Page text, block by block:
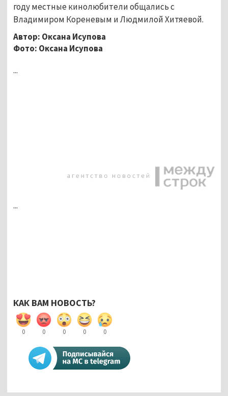
году местные кинолюбители общались с
Владимиром Кореневым и Людмилой Хитяевой.
Автор: Оксана Исупова
Фото: Оксана Исупова
...
...
КАК ВАМ НОВОСТЬ?
0 0 0 0 0